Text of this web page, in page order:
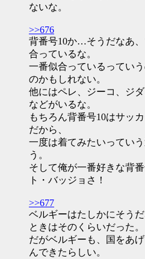
ないな。
>>676
背番号10か…そうだなあ
合っているな。
一番似合っているってい
のかもしれない。
他にはペレ、ジーコ、ジ
などがいるな。
もちろん背番号10はサッ
だから、
一度は着てみたいってい
う。
そして俺が一番好きな背
ト・バッジョさ！
>>677
ベルギーはたしかにそう
ときはそのくらいだった。
だがベルギーも、国をあ
んできたらしい。